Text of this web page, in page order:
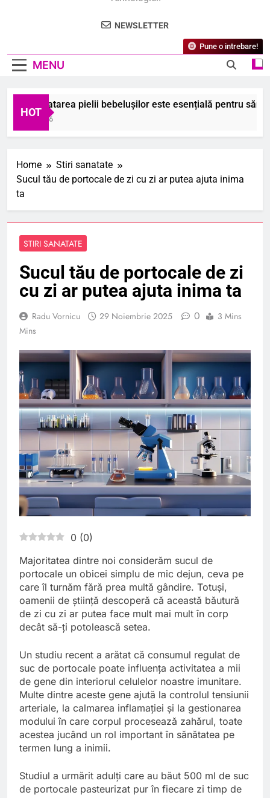
NEWSLETTER
MENU
Pune o intrebare!
HOT
ce hidratarea pielii bebelușilor este esențială pentru
2026
Home
Stiri sanatate
Sucul tău de portocale de zi cu zi ar putea ajuta inima
ta
STIRI SANATATE
Sucul tău de portocale de zi
cu zi ar putea ajuta inima ta
Radu Vornicu 29 Noiembrie 2025 0
3 Mins
Mins
0 (0)
Majoritatea dintre noi considerăm sucul de
portocale un obicei simplu de mic dejun, ceva pe
care îl turnăm fără prea multă gândire. Totuși,
oamenii de știință descoperă că această băutură
de zi cu zi ar putea face mult mai mult în corp
decât să-ți potolească setea.
Un studiu recent a arătat că consumul regulat de
suc de portocale poate influența activitatea a mii
de gene din interiorul celulelor noastre imunitare.
Multe dintre aceste gene ajută la controlul tensiunii
arteriale, la calmarea inflamației și la gestionarea
modului în care corpul procesează zahărul, toate
acestea jucând un rol important în sănătatea pe
termen lung a inimii.
Studiul a urmărit adulți care au băut 500 ml de suc
de portocale pasteurizat pur în fiecare zi timp de